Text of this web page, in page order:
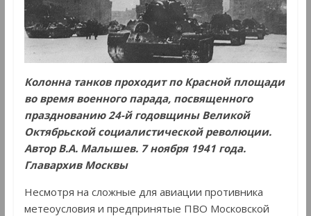
Колонна танков проходит по Красной площади
во время военного парада, посвященного
празднованию 24-й годовщины Великой
Октябрьской социалистической революции.
Автор В.А. Малышев. 7 ноября 1941 года.
Главархив Москвы
Несмотря на сложные для авиации противника
метеоусловия и предпринятые ПВО Московской